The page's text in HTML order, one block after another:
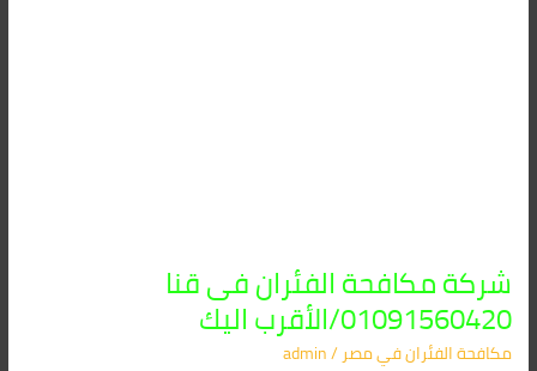
شركة مكافحة الفئران فى قنا
01091560420/الأقرب اليك
مكافحة الفئران​ في مصر/
admin